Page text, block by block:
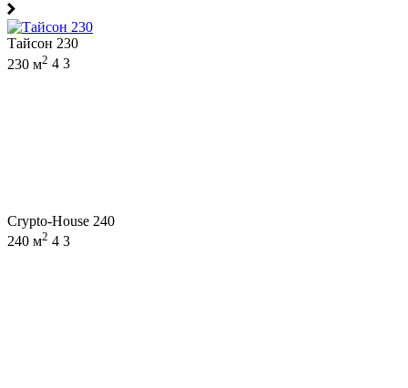
Тайсон 230
230 м2 4 3
Crypto-House 240
240 м2 4 3